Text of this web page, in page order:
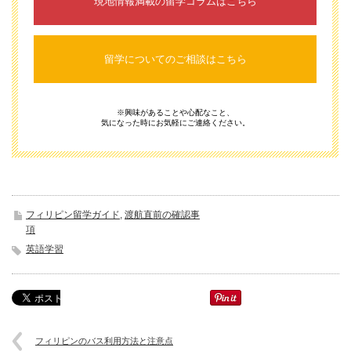
留学についてのご相談はこちら
※興味があることや心配なこと、
気になった時にお気軽にご連絡ください。
フィリピン留学ガイド 渡航直前の確認事
項
英語学習
フィリピンのバス利用方法と注意点